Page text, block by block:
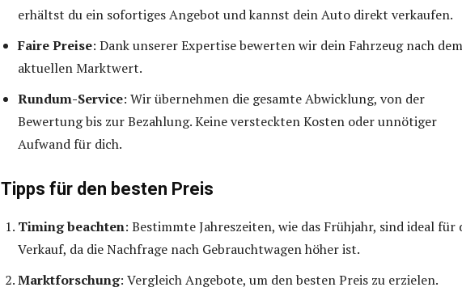
erhältst du ein sofortiges Angebot und kannst dein Auto direkt verkaufen.
Faire Preise: Dank unserer Expertise bewerten wir dein Fahrzeug nach dem
aktuellen Marktwert.
Rundum-Service: Wir übernehmen die gesamte Abwicklung, von der
Bewertung bis zur Bezahlung. Keine versteckten Kosten oder unnötiger
Aufwand für dich.
Tipps für den besten Preis
Timing beachten: Bestimmte Jahreszeiten, wie das Frühjahr, sind ideal für
Verkauf, da die Nachfrage nach Gebrauchtwagen höher ist.
Marktforschung: Vergleich Angebote, um den besten Preis zu erzielen.